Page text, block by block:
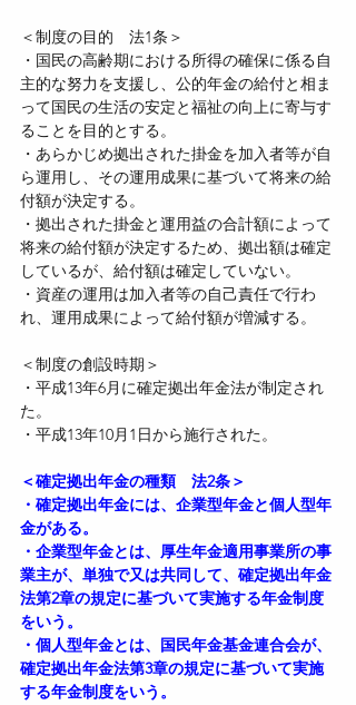
＜制度の目的　法1条＞
・国民の高齢期における所得の確保に係る自
主的な努力を支援し、公的年金の給付と相ま
って国民の生活の安定と福祉の向上に寄与す
ることを目的とする。
・あらかじめ拠出された掛金を加入者等が自
ら運用し、その運用成果に基づいて将来の給
付額が決定する。
・拠出された掛金と運用益の合計額によって
将来の給付額が決定するため、拠出額は確定
しているが、給付額は確定していない。
・資産の運用は加入者等の自己責任で行わ
れ、運用成果によって給付額が増減する。
＜制度の創設時期＞
・平成13年6月に確定拠出年金法が制定され
た。
・平成13年10月1日から施行された。
＜確定拠出年金の種類　法2条＞
・確定拠出年金には、企業型年金と個人型年
金がある。
・企業型年金とは、厚生年金適用事業所の事
業主が、単独で又は共同して、確定拠出年金
法第2章の規定に基づいて実施する年金制度
をいう。
・個人型年金とは、国民年金基金連合会が、
確定拠出年金法第3章の規定に基づいて実施
する年金制度をいう。